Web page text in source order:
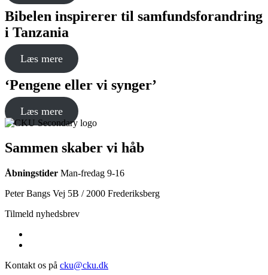
Bibelen inspirerer til samfundsforandring
i Tanzania
Læs mere
‘Pengene eller vi synger’
Læs mere
Sammen skaber vi håb
Åbningstider Man-fredag 9-16
Peter Bangs Vej 5B / 2000 Frederiksberg
Tilmeld nyhedsbrev
Kontakt os på cku@cku.dk